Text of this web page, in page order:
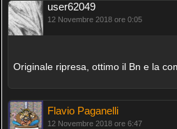
user62049
12 Novembre 2018 ore 0:05
Originale ripresa, ottimo il Bn e la
Flavio Paganelli
12 Novembre 2018 ore 6:47